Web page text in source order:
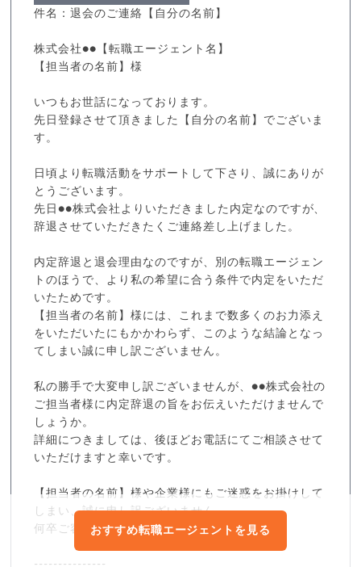
件名：退会のご連絡【自分の名前】
株式会社●●【転職エージェント名】
【担当者の名前】様
いつもお世話になっております。
先日登録させて頂きました【自分の名前】でございま
す。
日頃より転職活動をサポートして下さり、誠にありが
とうございます。
先日●●株式会社よりいただきました内定なのですが、
辞退させていただきたくご連絡差し上げました。
内定辞退と退会理由なのですが、別の転職エージェン
トのほうで、より私の希望に合う条件で内定をいただ
いたためです。
【担当者の名前】様には、これまで数多くのお力添え
をいただいたにもかかわらず、このような結論となっ
てしまい誠に申し訳ございません。
私の勝手で大変申し訳ございませんが、●●株式会社の
ご担当者様に内定辞退の旨をお伝えいただけませんで
しょうか。
詳細につきましては、後ほどお電話にてご相談させて
いただけますと幸いです。
【担当者の名前】様や企業様にもご迷惑をお掛けして
しまい、誠に申し訳ございません。
何卒ご容赦いただけますと幸いです。
---------------
おすすめ転職エージェントを見る